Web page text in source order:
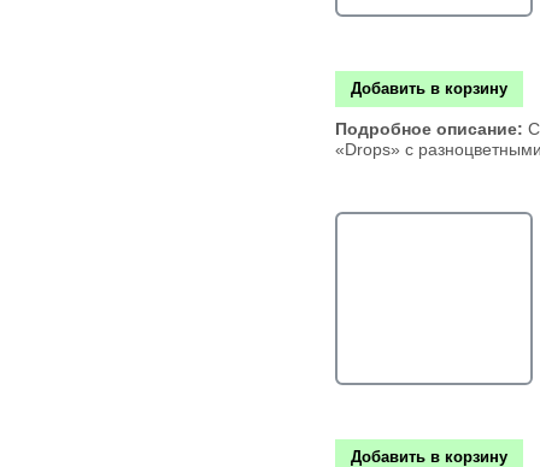
Добавить в корзину
Подробное описание:
«Drops» с
Добавить в корзину